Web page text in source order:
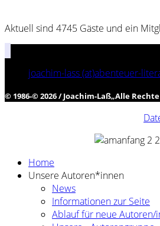
Aktuell sind 4745 Gäste und ein
joachim-lass (at)abenteuer-
© 1986-© 2026 / Joachim-Laß„Alle
Home
Unsere Autoren*innen
News
Informationen zur Seite
Ablauf für neue Autoren/